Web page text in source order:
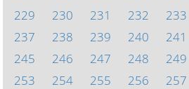
229
230 231 232 233
237
238 239 240 241
245
246 247 248 249
253
254 255 256 257